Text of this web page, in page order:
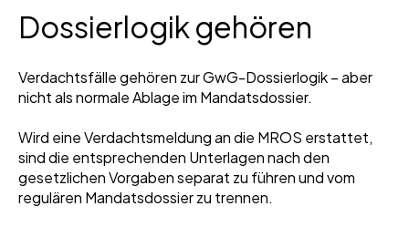
Dossierlogik gehören
Verdachtsfälle gehören zur GwG-Dossierlogik – aber
nicht als normale Ablage im Mandatsdossier.
Wird eine Verdachtsmeldung an die MROS erstattet,
sind die entsprechenden Unterlagen nach den
gesetzlichen Vorgaben separat zu führen und vom
regulären Mandatsdossier zu trennen.